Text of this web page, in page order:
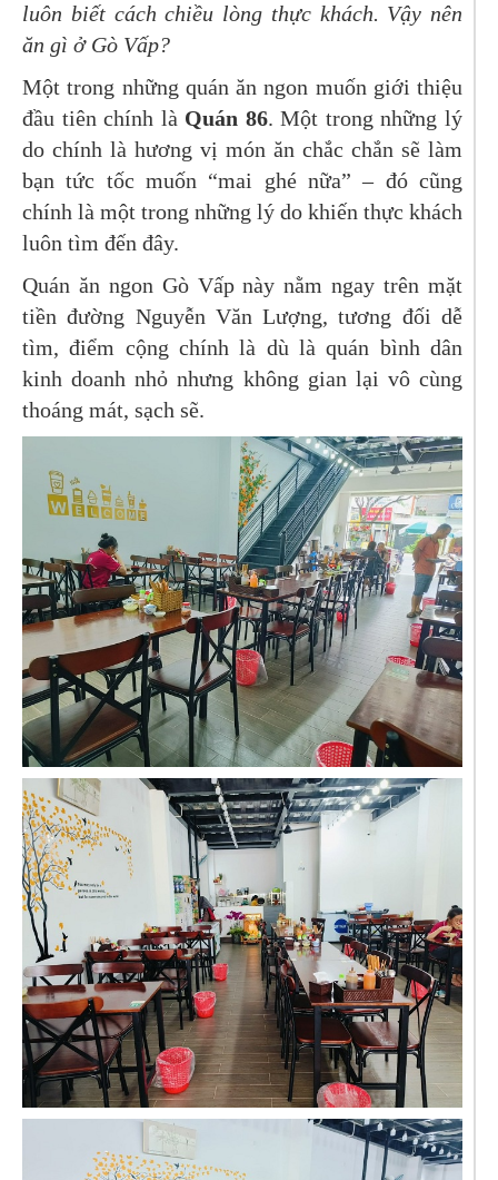
luôn biết cách chiều lòng thực khách. Vậy nên
ăn gì ở Gò Vấp?
Một trong những quán ăn ngon muốn giới thiệu
đầu tiên chính là Quán 86. Một trong những lý
do chính là hương vị món ăn chắc chắn sẽ làm
bạn tức tốc muốn “mai ghé nữa” – đó cũng
chính là một trong những lý do khiến thực khách
luôn tìm đến đây.
Quán ăn ngon Gò Vấp này nằm ngay trên mặt
tiền đường Nguyễn Văn Lượng, tương đối dễ
tìm, điểm cộng chính là dù là quán bình dân
kinh doanh nhỏ nhưng không gian lại vô cùng
thoáng mát, sạch sẽ.